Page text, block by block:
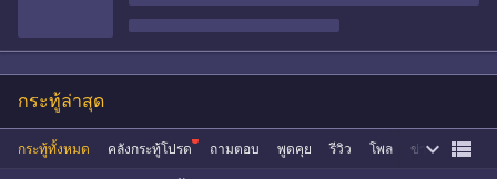
กระทู้ล่าสุด
กระทู้ทั้งหมด คลังกระทู้โปรด ถามตอบ พูดคุย รีวิว โพล ข่าว ซื้อขาย
 